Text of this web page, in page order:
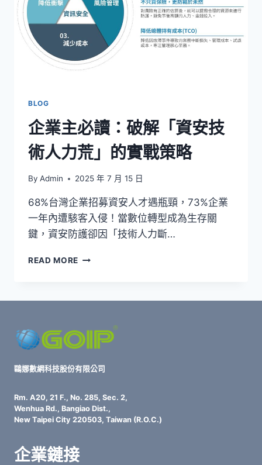
BLOG
企業主必讀：破解「資安技
術人力荒」的實戰策略
By Admin 2025 年 7 月 15 日
68%台灣企業招募資安人才遇瓶頸，73%企業
一年內遭駭客入侵！當數位轉型成為生存關
鍵，資安防護卻因「技術人力斷…
READ MORE
解
「資
技
人
力
荒」
戰
鷗娜數網科技股份有限公司
Rm. A20, 21 F., No. 285, Sec. 2,
Wenhua Rd., Bangiao Dist.,
New Taipei City 220503, Taiwan (R.O.C.)
企業鏈接